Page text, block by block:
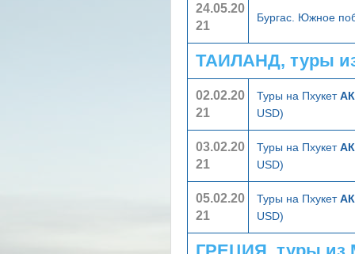
24.05.20
21
Бургас. Южное
ТАИЛАНД, туры
02.02.20
21
Туры на Пхукет
USD)
03.02.20
21
Туры на Пхукет
USD)
05.02.20
21
Туры на Пхукет
USD)